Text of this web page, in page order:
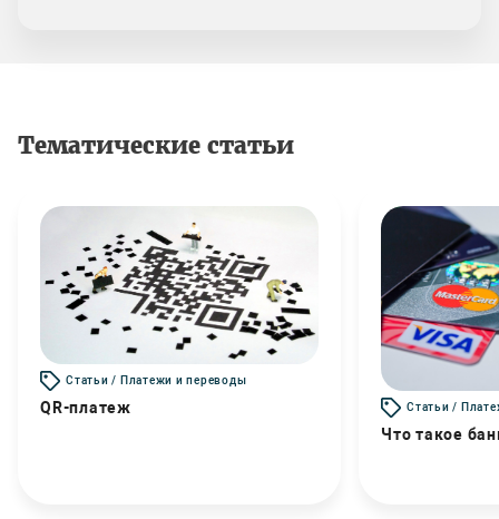
Тематические статьи
Статьи / Платежи и переводы
QR-платеж Статьи /
Что такое